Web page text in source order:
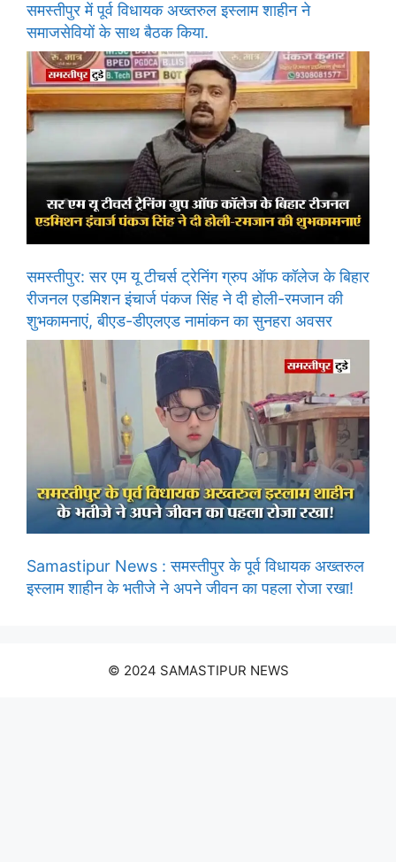
समस्तीपुर में पूर्व विधायक अख्तरुल इस्लाम शाहीन ने
समाजसेवियों के साथ बैठक किया.
समस्तीपुर: सर एम यू टीचर्स ट्रेनिंग ग्रुप ऑफ कॉलेज के बिहार
रीजनल एडमिशन इंचार्ज पंकज सिंह ने दी होली-रमजान की
शुभकामनाएं, बीएड-डीएलएड नामांकन का सुनहरा अवसर
Samastipur News : समस्तीपुर के पूर्व विधायक अख्तरुल
इस्लाम शाहीन के भतीजे ने अपने जीवन का पहला रोजा रखा!
© 2024 SAMASTIPUR NEWS